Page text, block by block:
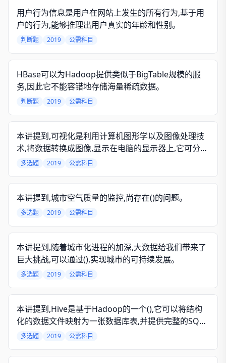
用户行为信息是用户在网站上发生的所有行为,基于用
户的行为,能够推理出用户真实的年龄和性别。
判断题 2019 公需科目
HBase可以为Hadoop提供类似于BigTable规模的服
务,因此它不能容错地存储海量稀疏数据。
判断题 2019 公需科目
本讲提到,可视化是利用计算机图形学以及图像处理技
术,将数据转换成图像,显示在电脑的显示器上,它可分为
()。
多选题 2019 公需科目
本讲提到,城市空气质量的监控,尚存在()的问题。
多选题 2019 公需科目
本讲提到,随着城市化进程的加深,大数据给我们带来了
巨大挑战,可以通过(),实现城市的可持续发展。
多选题 2019 公需科目
本讲提到,Hive是基于Hadoop的一个(),它可以将结构
化的数据文件映射为一张数据库表,并提供完整的SQL
查询功能。
多选题 2019 公需科目